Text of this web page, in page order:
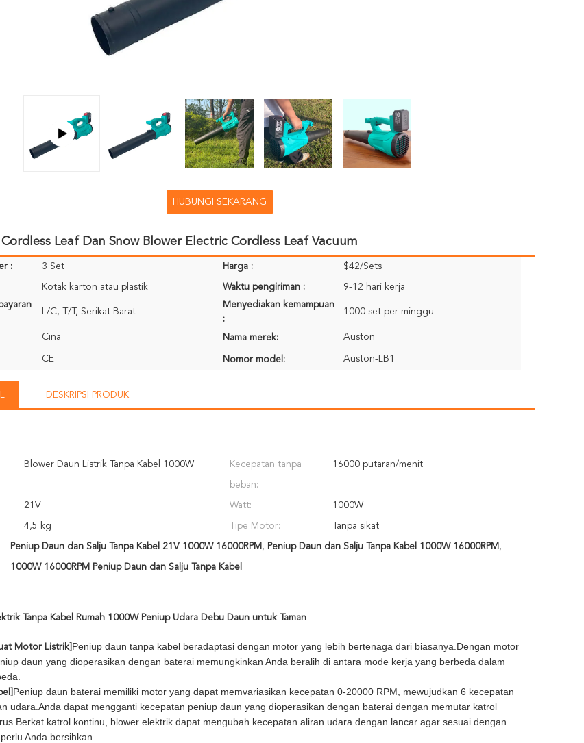
HUBUNGI SEKARANG
Leaf Dan Snow Blower Electric Cordless Leaf Vacuum
: 3 Set Harga : $42/Sets
Kotak karton atau plastik Waktu pengiriman :
9-12 hari kerja
L/C, T/T, Serikat Barat
Menyediakan kemampuan
:
1000 set per minggu
Cina Nama merek: Auston
CE Nomor model: Auston-LB1
DESKRIPSI PRODUK
Blower Daun Listrik Tanpa Kabel 1000W Kecepatan tanpa
beban:
16000 putaran/menit
21V Watt: 1000W
4,5 kg Tipe Motor: Tanpa sikat
Peniup Daun dan Salju Tanpa Kabel 21V 1000W 16000RPM , Peniup Daun dan Salju Tanpa Kabel 1000W 16000RPM ,
1000W 16000RPM Peniup Daun dan Salju Tanpa Kabel
Tanpa Kabel Rumah 1000W Peniup Udara Debu Daun untuk Taman
Motor Listrik] Peniup daun tanpa kabel beradaptasi dengan motor yang lebih bertenaga dari biasanya.Dengan motor
daun yang dioperasikan dengan baterai memungkinkan Anda beralih di antara mode kerja yang berbeda dalam
Peniup daun baterai memiliki motor yang dapat memvariasikan kecepatan 0-20000 RPM, mewujudkan 6 kecepatan
udara.Anda dapat mengganti kecepatan peniup daun yang dioperasikan dengan baterai dengan memutar katrol
katrol kontinu, blower elektrik dapat mengubah kecepatan aliran udara dengan lancar agar sesuai dengan
Anda bersihkan.